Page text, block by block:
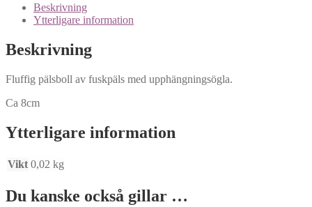
Beskrivning
Ytterligare information
Beskrivning
Fluffig pälsboll av fuskpäls med upphängningsögla.
Ca 8cm
Ytterligare information
Vikt 0,02 kg
Du kanske också gillar …